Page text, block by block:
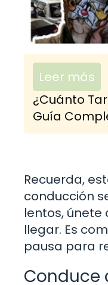
Leer más
¿Cuánto
Guía
Recuerda,
conducción
lentos,
llegar. Es
pausa para
Conduce